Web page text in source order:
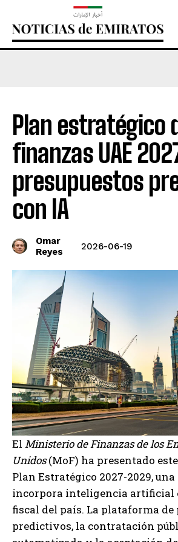
Plan estratégico
finanzas UAE
presupuestos
con IA
Omar
Reyes
2026-06-19
El Ministerio de Finanzas de los
Unidos(MoF) ha presentado
Plan Estratégico 2027-2029,
incorpora inteligencia artificial
fiscal del país. La plataforma de
predictivos, la contratación